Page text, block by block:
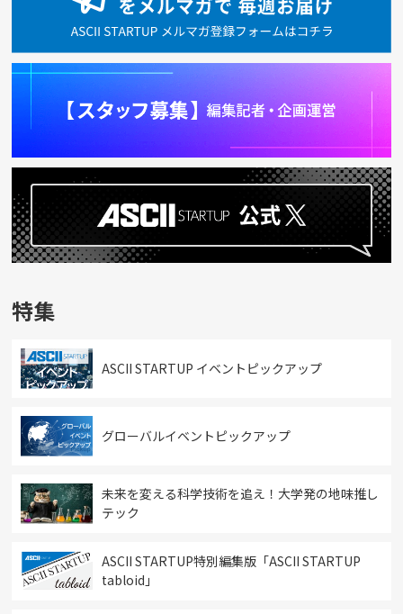
特集
ASCII STARTUP イベントピックアップ
グローバルイベントピックアップ
未来を変える科学技術を追え！大学発の地味推し
テック
ASCII STARTUP特別編集版「ASCII STARTUP
tabloid」